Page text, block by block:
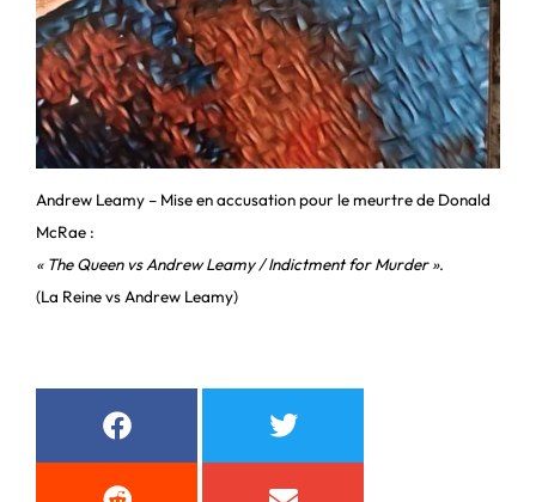
Andrew Leamy – Mise en accusation pour le meurtre de Donald
McRae :
« The Queen vs Andrew Leamy / Indictment for Murder ».
(La Reine vs Andrew Leamy)